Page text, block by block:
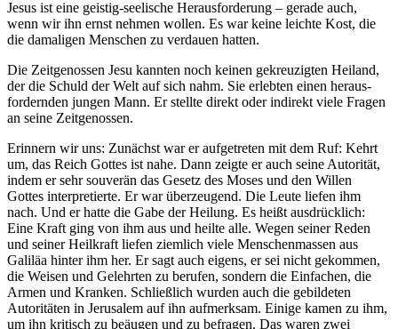
Jesus ist eine geistig-seelische Herausforderung – gerade auch,
wenn wir ihn ernst nehmen wollen. Es war keine leichte Kost, die
die damaligen Menschen zu verdauen hatten.
Die Zeitgenossen Jesu kannten noch keinen gekreuzigten Heiland,
der die Schuld der Welt auf sich nahm. Sie erlebten einen heraus-
fordernden jungen Mann. Er stellte direkt oder indirekt viele Fragen
an seine Zeitgenossen.
Erinnern wir uns: Zunächst war er aufgetreten mit dem Ruf: Kehrt
um, das Reich Gottes ist nahe. Dann zeigte er auch seine Autorität,
indem er sehr souverän das Gesetz des Moses und den Willen
Gottes interpretierte. Er war überzeugend. Die Leute liefen ihm
nach. Und er hatte die Gabe der Heilung. Es heißt ausdrücklich:
Eine Kraft ging von ihm aus und heilte alle. Wegen seiner Reden
und seiner Heilkraft liefen ziemlich viele Menschenmassen aus
Galiläa hinter ihm her. Er sagt auch eigens, er sei nicht gekommen,
die Weisen und Gelehrten zu berufen, sondern die Einfachen, die
Armen und Kranken. Schließlich wurden auch die gebildeten
Autoritäten in Jerusalem auf ihn aufmerksam. Einige kamen zu ihm,
um ihn kritisch zu beäugen und zu befragen. Das waren zwei